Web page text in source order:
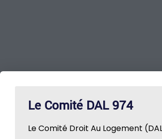
Le Comité DAL 974
Le Comité Droit Au Logement